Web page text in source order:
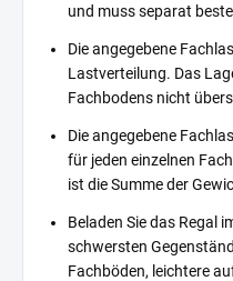
und muss separat
Die angegebene
Lastverteilung. Das
Fachbodens nicht
Die angegebene
für jeden einzelnen
ist die Summe der
Beladen Sie das Regal
schwersten
Fachböden, leichtere